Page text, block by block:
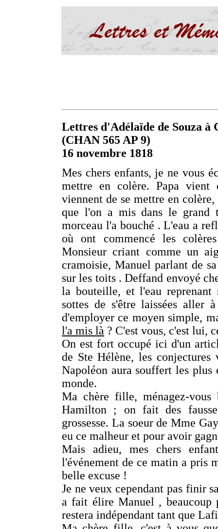
Lettres d'Adélaïde de Souza à
(CHAN 565 AP 9)
16 novembre 1818
Mes chers enfants, je ne vous
mettre en colère. Papa
viennent de se mettre en
que l'on a mis dans le grand
morceau l'a bouché . L'eau a
où ont commencé les
Monsieur criant comme un
cramoisie, Manuel parlant de
sur les toits . Deffand envoyé
la bouteille, et l'eau reprenant
sottes de s'être laissées aller
d'employer ce moyen simple,
l'a mis là ? C'est vous, c'est lui,
On est fort occupé ici d'un
de Ste Hélène, les
Napoléon aura souffert les plus
monde.
Ma chère fille, ménagez-
Hamilton ; on fait des
grossesse. La soeur de Mme
eu ce malheur et pour avoir
Mais adieu, mes chers
l'événement de ce matin a pris
belle excuse !
Je ne veux cependant pas finir
a fait élire Manuel ,
restera indépendant tant que